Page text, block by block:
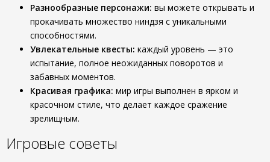
Разнообразные персонажи: вы можете открывать и
прокачивать множество ниндзя с уникальными
способностями.
Увлекательные квесты: каждый уровень — это
испытание, полное неожиданных поворотов и
забавных моментов.
Красивая графика: мир игры выполнен в ярком и
красочном стиле, что делает каждое сражение
зрелищным.
Игровые советы